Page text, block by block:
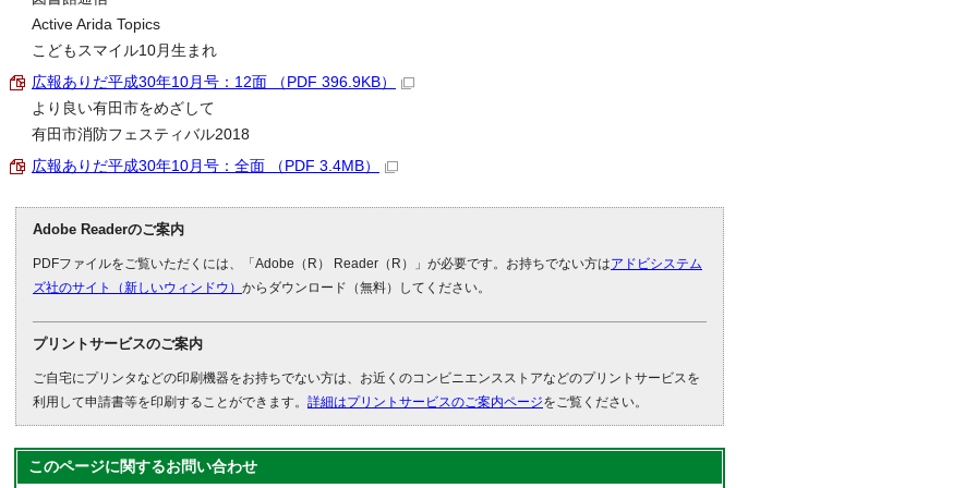
Active Arida Topics
こどもスマイル10月生まれ
広報ありだ平成30年10月号：12面 （PDF 396.9KB）
より良い有田市をめざして
有田市消防フェスティバル2018
広報ありだ平成30年10月号：全面 （PDF 3.4MB）
Adobe Readerのご案内
PDFファイルをご覧いただくには、「Adobe（R） Reader（R）」が必要です。お持ちでない方はアドビシステム
ズ社のサイト（新しいウィンドウ） からダウンロード（無料）してください。
プリントサービスのご案内
ご自宅にプリンタなどの印刷機器をお持ちでない方は、お近くのコンビニエンスストアなどのプリントサービスを
利用して申請書等を印刷することができます。 詳細はプリントサービスのご案内ページをご覧ください。
このページに関するお問い合わせ